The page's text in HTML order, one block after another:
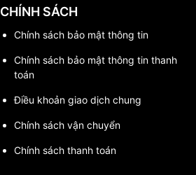
CHÍNH SÁCH
Chính sách bảo mật thông tin
Chính sách bảo mật thông tin thanh
toán
Điều khoản giao dịch chung
Chính sách vận chuyển
Chính sách thanh toán